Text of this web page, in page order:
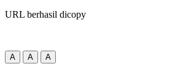
URL berhasil dicopy
A A A